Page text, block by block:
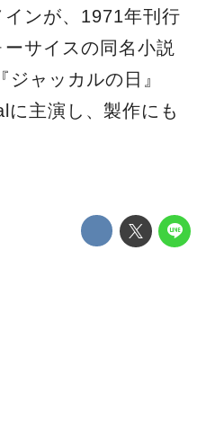
ンが、1971年刊行
サイスの同名小説
ャッカルの日』
主演し、製作にも